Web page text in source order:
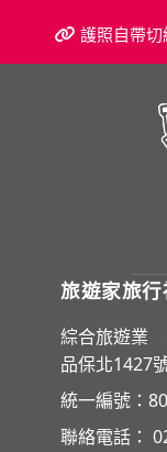
護照自帶切
旅遊家旅
綜合旅遊業
品保北1427
統一編號：
聯絡電話：